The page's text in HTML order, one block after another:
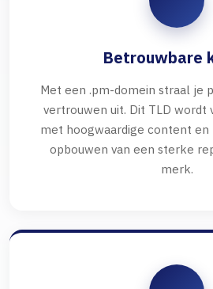
Betrouwbare
Met een .pm-domein straal je
vertrouwen uit. Dit TLD wordt
met hoogwaardige content
opbouwen van een sterke
merk.